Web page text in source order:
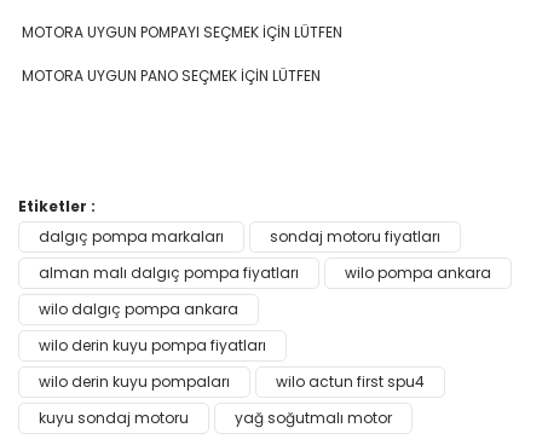
MOTORA UYGUN POMPAYI SEÇMEK İÇİN LÜTFEN
MOTORA UYGUN PANO SEÇMEK İÇİN LÜTFEN
Bu ürüne ilk yorumu siz yapın!
Yorum Yaz
Bu ürünün fiyat bilgisi, resim, ürün açıklamalarında ve diğer
konularda yetersiz gördüğünüz noktaları öneri formunu
kullanarak tarafımıza iletebilirsiniz.
Görüş ve önerileriniz için teşekkür ederiz.
Ürün resmi kalitesiz, bozuk veya görüntülenemiyor.
Ürün açıklamasında eksik bilgiler bulunuyor.
Ürün bilgilerinde hatalar bulunuyor.
Ürün fiyatı diğer sitelerden daha pahalı.
Etiketler :
dalgıç pompa markaları
sondaj motoru fiyatları
alman malı dalgıç pompa fiyatları
wilo pompa ankara
wilo dalgıç pompa ankara
wilo derin kuyu pompa fiyatları
wilo derin kuyu pompaları
wilo actun first spu4
kuyu sondaj motoru
yağ soğutmalı motor